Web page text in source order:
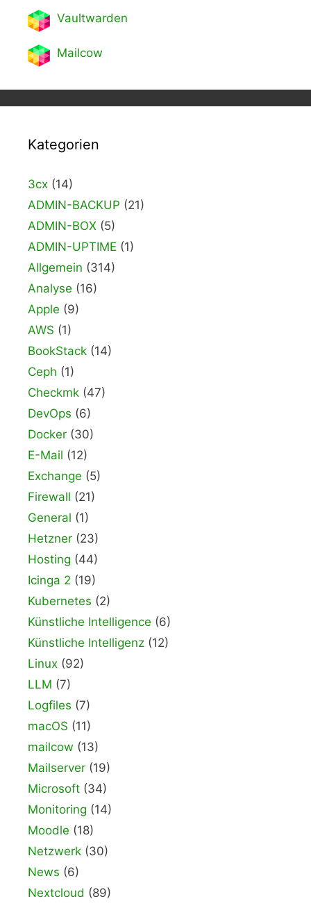
Vaultwarden
Mailcow
Kategorien
3cx (14)
ADMIN-BACKUP (21)
ADMIN-BOX (5)
ADMIN-UPTIME (1)
Allgemein (314)
Analyse (16)
Apple (9)
AWS (1)
BookStack (14)
Ceph (1)
Checkmk (47)
DevOps (6)
Docker (30)
E-Mail (12)
Exchange (5)
Firewall (21)
General (1)
Hetzner (23)
Hosting (44)
Icinga 2 (19)
Kubernetes (2)
Künstliche Intelligence (6)
Künstliche Intelligenz (12)
Linux (92)
LLM (7)
Logfiles (7)
macOS (11)
mailcow (13)
Mailserver (19)
Microsoft (34)
Monitoring (14)
Moodle (18)
Netzwerk (30)
News (6)
Nextcloud (89)